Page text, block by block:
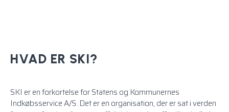
HVAD ER SKI?
SKI er en forkortelse for Statens og Kommunernes
Indkøbsservice A/S. Det er en organisation, der er sat i verden